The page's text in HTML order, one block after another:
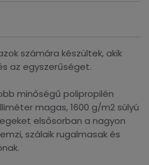
számára készültek, akik
az egyszerűséget.
minőségű polipropilén
magas, 1600 g/m2 súlyú
elsősorban a nagyon
szálaik rugalmasak és